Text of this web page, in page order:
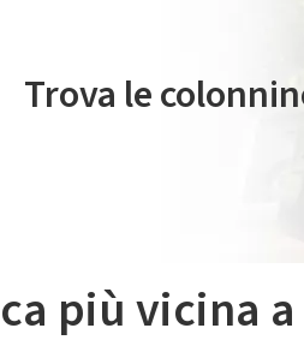
Trova le
più vicina